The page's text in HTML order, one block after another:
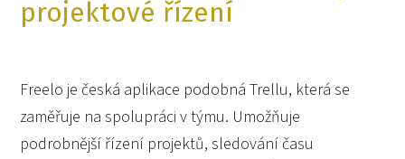
projektové řízení
Freelo je česká aplikace podobná Trellu, která se
zaměřuje na spolupráci v týmu. Umožňuje
podrobnější řízení projektů, sledování času